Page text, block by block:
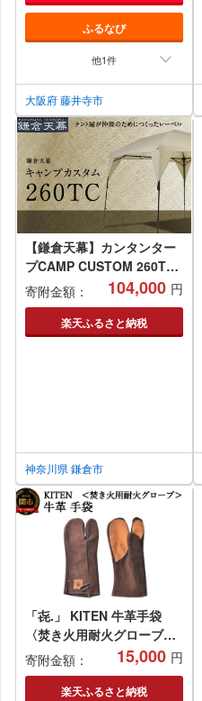
ふるなび
他1件
大阪府 藤井寺市
【鎌倉天幕】カンタンター
プCAMP CUSTOM 260TC
ポールセット
（KTM260/KTFM26…
104,000 円
寄附金額： 104,000 円
楽天ふるさと納税
神奈川県 鎌倉市
「㐂.」 KITEN 牛革手袋
〈焚き火用耐火グローブ〉
【30営業日】（45日程度）
を目安に発送 革 グローブ
焚火 D15-09
寄附金額： 15,000 円
楽天ふるさと納税